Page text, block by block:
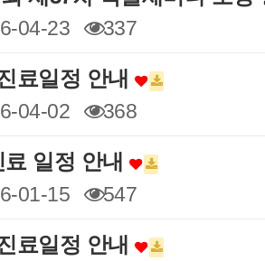
04-23 337
료일정 안내
04-02 368
료 일정 안내
01-15 547
료일정 안내